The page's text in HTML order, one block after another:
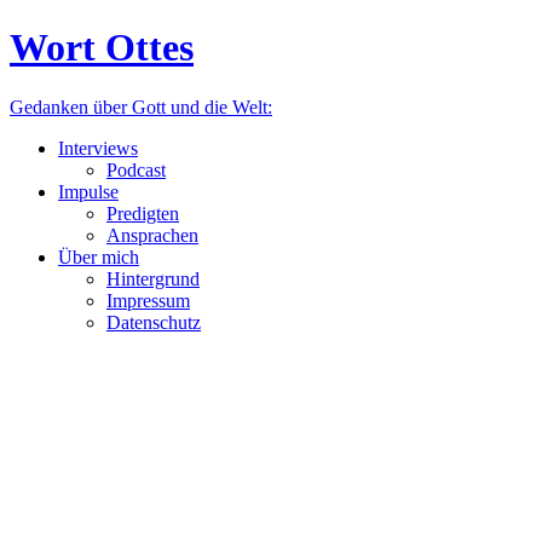
Wort Ottes
Gedanken über Gott und die Welt:
Interviews
Podcast
Impulse
Predigten
Ansprachen
Über mich
Hintergrund
Impressum
Datenschutz